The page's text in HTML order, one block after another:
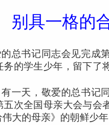
别具一格的
总书记同志会见完成
的学生少年，留下了
一天，敬爱的总书记
次全国母亲大会与会
大的母亲》的朝鲜少年